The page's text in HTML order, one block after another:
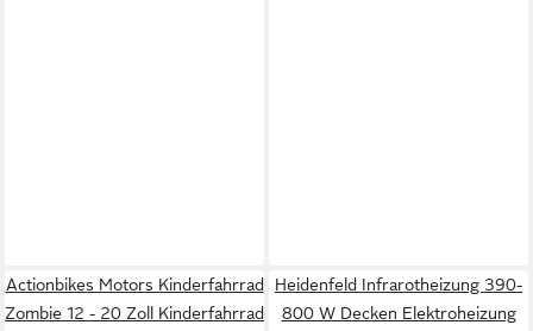
Actionbikes Motors Kinderfahrrad
Zombie 12 - 20 Zoll Kinderfahrrad
Heidenfeld Infrarotheizung 390-
800 W Decken Elektroheizung